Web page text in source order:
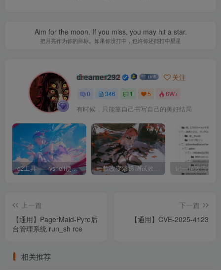
Aim for the moon. If you miss, you may hit a star.
把月亮作为你的目标。如果你没打中，也许你还能打中星星
dreamer292 关注
0 346 1 5 6W+
有时候，只能靠自己书写自己的美好结局
c2工具——vshell使用和下载 一款改变渗透测试效率的黑科技 —— dddd
上一篇
【通用】PagerMaid-Pyro后
台管理系统 run_sh rce
下一篇
【通用】CVE-2025-4123
相关推荐